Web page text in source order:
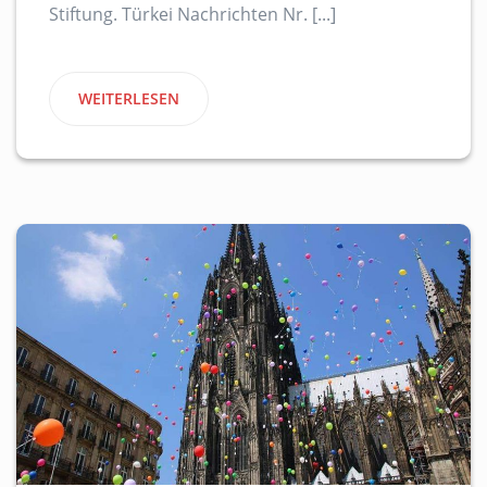
Stiftung. Türkei Nachrichten Nr. [...]
WEITERLESEN